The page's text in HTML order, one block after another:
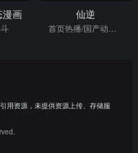
漫画 仙逆
用资源，未提供资源上传、存储服